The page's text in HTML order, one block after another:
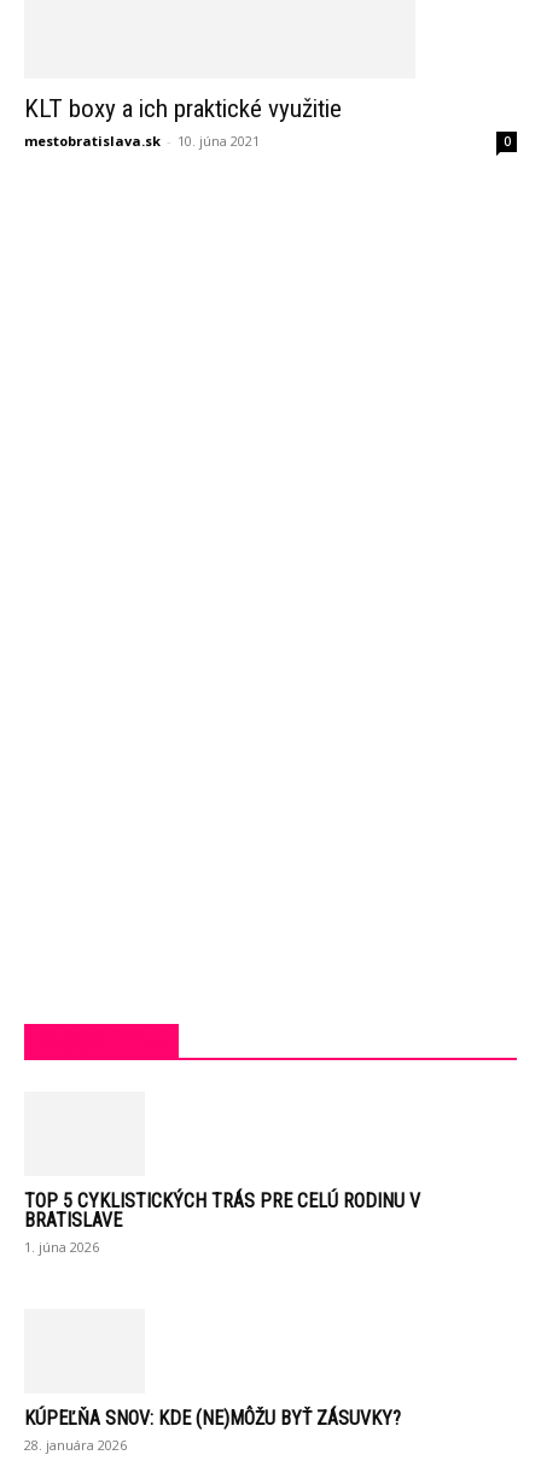
KLT boxy a ich praktické využitie
mestobratislava.sk - 10. júna 2021 0
TOP 5 CYKLISTICKÝCH TRÁS PRE CELÚ RODINU V
BRATISLAVE
1. júna 2026
KÚPEĽŇA SNOV: KDE (NE)MÔŽU BYŤ ZÁSUVKY?
28. januára 2026